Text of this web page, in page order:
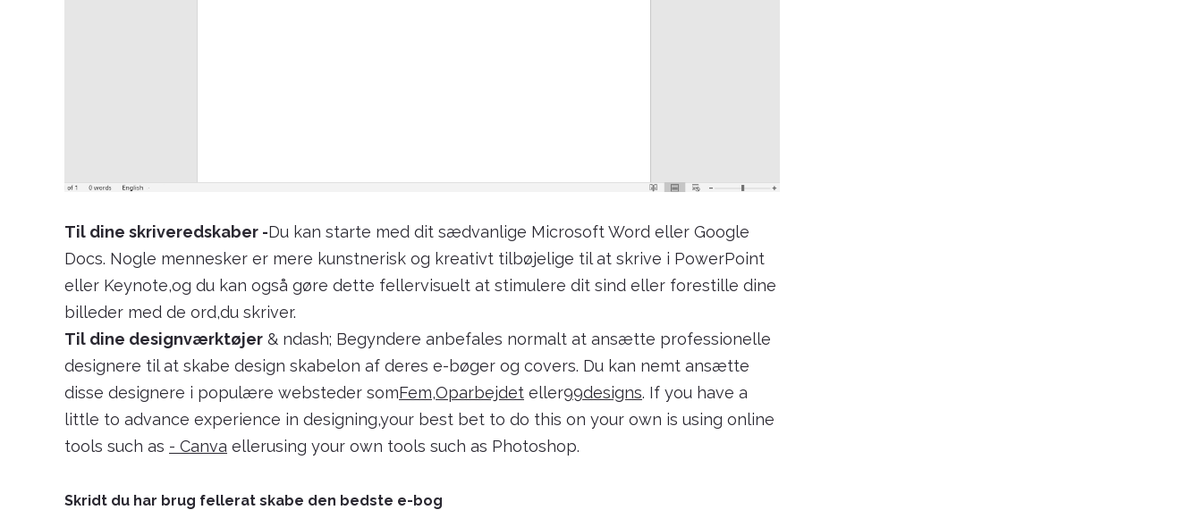
Til dine skriveredskaber -Du kan starte med dit sædvanlige Microsoft Word eller Google
Docs. Nogle mennesker er mere kunstnerisk og kreativt tilbøjelige til at skrive i PowerPoint
eller Keynote,og du kan også gøre dette fellervisuelt at stimulere dit sind eller forestille dine
billeder med de ord,du skriver.
Til dine designværktøjer & ndash; Begyndere anbefales normalt at ansætte professionelle
designere til at skabe design skabelon af deres e-bøger og covers. Du kan nemt ansætte
disse designere i populære websteder somFem,Oparbejdet eller99designs. If you have a
little to advance experience in designing,your best bet to do this on your own is using online
tools such as - Canva ellerusing your own tools such as Photoshop.
Skridt du har brug fellerat skabe den bedste e-bog